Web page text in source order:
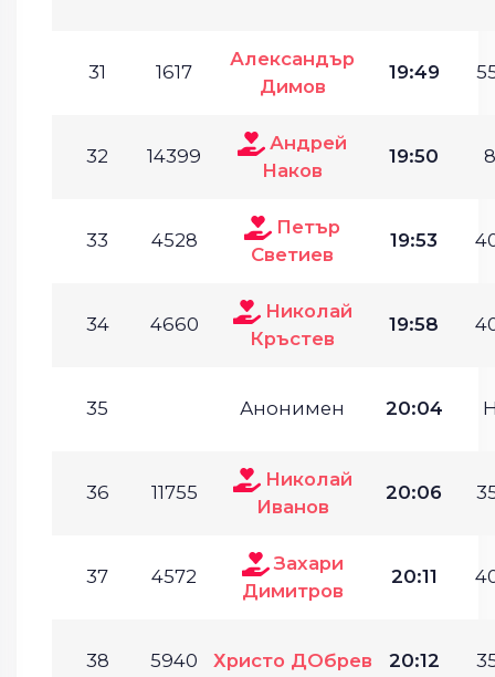
31 1617
Александър
Димов
19:49
32 14399
Андрей
Наков
19:50
33 4528
Петър
Светиев
19:53
34 4660
Николай
Кръстев
19:58
35 Анонимен 20:04
36 11755
Николай
Иванов
20:06
37 4572
Захари
Димитров
20:11
38 5940 Христо ДОбрев 20:12